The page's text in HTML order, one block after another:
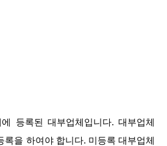
등록된 대부업체입니다. 대부업체
록을 하여야 합니다. 미등록 대부업체